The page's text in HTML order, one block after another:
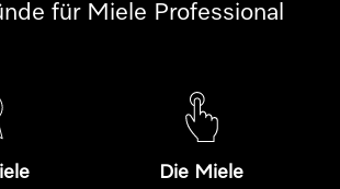
für Miele Professional
Die Miele